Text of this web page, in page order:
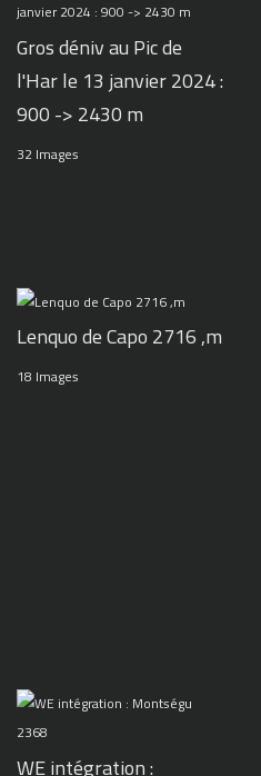
Gros déniv au Pic de
l'Har le 13 janvier 2024 :
900 -> 2430 m
32 Images
Lenquo de Capo 2716 ,m
18 Images
WE intégration :